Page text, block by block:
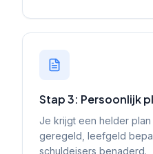
Stap 3: Persoonlijk
Je krijgt een helder plan
geregeld, leefgeld
schuldeisers benaderd.